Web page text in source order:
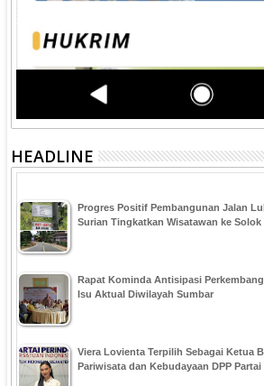
HEADLINE
Progres Positif Pembangunan Jalan
Surian Tingkatkan Wisatawan ke Solok
Rapat Kominda Antisipasi
Isu Aktual Diwilayah Sumbar
Viera Lovienta Terpilih Sebagai Ketua
Pariwisata dan Kebudayaan DPP